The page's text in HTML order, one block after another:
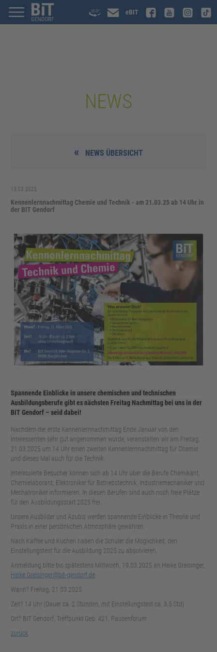
eBIT
NEWS
NEWS ÜBERSICHT
13.03.2025
Kennenlernnachmittag Chemie und Technik - am 21.03.25 ab 14 Uhr in
der BIT Gendorf
Spannende Einblicke in unsere chemischen und technischen
Ausbildungsberufe gibt es nächsten Freitag Nachmittag bei uns in der
BIT Gendorf – seid dabei!
Nachdem der erste Kennenlernnachmittag Ende Januar von den
Interessenten sehr gut angenommen wurde, veranstalten wir am Freitag,
21.03.2025 um 14 Uhr einen zweiten Kennenlernnachmittag für Chemie
und dieses Mal auch für die Technik.
Interessierte Besucher können sich ab 14 Uhr über die Berufe Chemikant,
Chemielaborant, Elektroniker für Betriebstechnik, Industriemechaniker und
Mechatroniker informieren. In diesen Berufen sind auch noch freie Plätze
für den Ausbildungsstart 2025 frei.
Unsere Ausbilder und Azubis werden spannende Einblicke in Theorie und
Praxis in einer persönlichen Atmosphäre gewähren.
Nach Kaffee und Kuchen haben die Schüler die Möglichkeit, den
Einstellungstest für die Ausbildung 2025 zu absolvieren.
Anmeldung bitte bis spätestens Mittwoch, 19.03.2025 an Heike Greisinger,
Heike.Greisinger@bit-gendorf.de.
Wann? Freitag, 21.03.2025
Zeit? 14 Uhr (Dauer ca. 2 Stunden, mit Einstellungstest ca. 3,5 Std)
Ort? BIT Gendorf, Treffpunkt Geb. 421, Pausenforum
zurück